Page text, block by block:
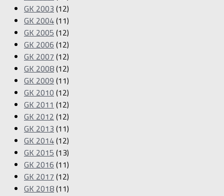
GK 2003 (12)
GK 2004(11)
GK 2005 (12)
GK 2006 (12)
GK 2007 (12)
GK 2008(12)
GK 2009 (11)
GK 2010 (12)
GK 2011 (12)
GK 2012 (12)
GK 2013 (11)
GK 2014(12)
GK 2015 (13)
GK 2016 (11)
GK 2017 (12)
GK 2018(11)